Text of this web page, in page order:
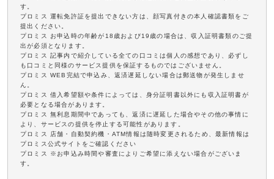
す。
プロミス 運転免許証を提出できない方は、顔写真付きの本人確認書類をご
提出ください。
プロミス お申込時の年齢が18歳および19歳の場合は、収入証明書類のご提
出が必須となります。
プロミス 記事内で紹介している全ての口コミは個人の感想であり、必ずし
も口コミと同様のサービス提供を保証するものではございません。
プロミス WEB完結で申込み、返済遅延しない場合は郵送物が発生しませ
ん。
プロミス 借入希望額や条件によっては、身分証明書以外にも収入証明書が
必要となる場合があります。
プロミス 無利息期間中であっても、返済に遅延した場合やその他の事情に
より、サービスの提供を停止する可能性があります。
プロミス 店舗・自動契約機・ATM情報は随時変更されるため、最新情報は
プロミス公式サイトをご確認ください
プロミス ※お申込み時間や審査によりご希望に添えない場合がございま
す。